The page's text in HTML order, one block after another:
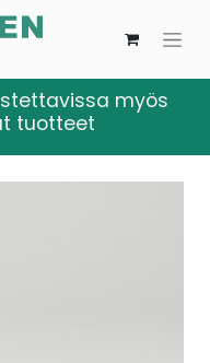
myös
tuotteet